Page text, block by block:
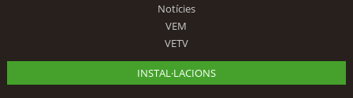
Notícies
VEM
VETV
INSTAL·LACIONS